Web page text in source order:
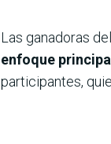
Las ganadoras
enfoque
participantes,